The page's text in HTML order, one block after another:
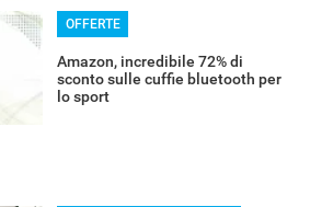
OFFERTE
Amazon, incredibile 72% di
sconto sulle cuffie bluetooth per
lo sport